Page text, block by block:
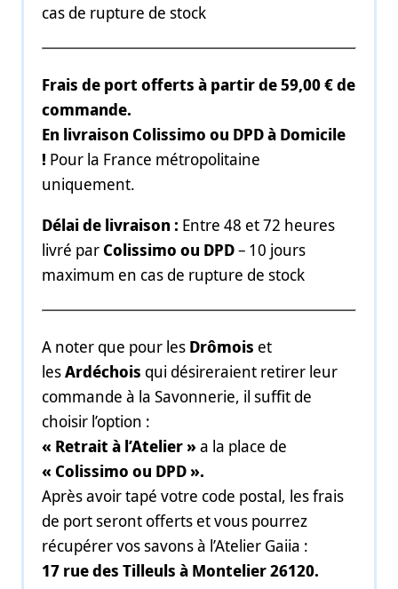
cas de rupture de stock
Frais de port offerts à partir de 59,00 € de
commande.
En livraison Colissimo ou DPD à Domicile
! Pour la France métropolitaine
uniquement.
Délai de livraison : Entre 48 et 72 heures
livré par Colissimo ou DPD– 10 jours
maximum en cas de rupture de stock
A noter que pour les Drômois et
lesArdéchois qui désireraient retirer leur
commande à la Savonnerie, il suffit de
choisir l’option :
« Retrait à l’Atelier »a la place de
« Colissimo ou DPD ».
Après avoir tapé votre code postal, les frais
de port seront offerts et vous pourrez
récupérer vos savons à l’Atelier Gaiia :
17 rue des Tilleuls à Montelier 26120.